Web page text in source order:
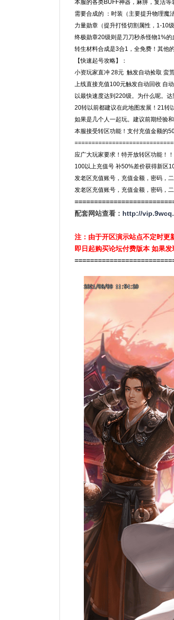
本服的各类BUFF神器，麻痹，复活等
需要合成的 ：时装（主要提升物理魔
力量勋章（提升打怪切割属性，1-10
终极勋章20级则是刀刀秒杀怪物1%
转生材料合成是3合1，全免费！其他
【快速起号攻略】：
小资玩家直冲 28元 触发自动捡取 蛮
上线直接充值100元触发自动回收 自
以最快速度达到220级。为什么呢。
20转以前都建议在此地图发展！21转
如果是几个人一起玩。建议前期经验
本服接受转区功能！支付充值金额的
应广大玩家要求！特开放转区功能！！
100以上充值号 补50%差价获得新区
发老区充值账号，充值金额，密码，
发老区充值账号，充值金额，密码，
配套网站查看： http://
注：由于开区演示站点不定时更
即日起购买论坛付费版本 如果